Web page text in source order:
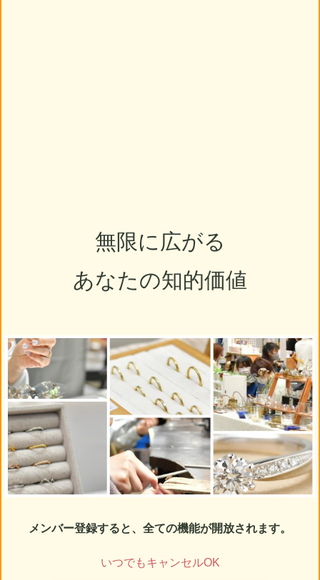
無限に広がる
あなたの知的価値
メンバー登録すると、全ての機能が開放されます。
いつでもキャンセルOK